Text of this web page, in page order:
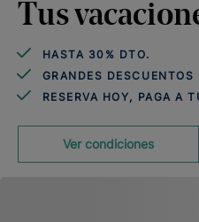
Tus
HASTA 30% DTO.
GRANDES DESCUENTOS
RESERVA HOY, PAGA A
Ver condiciones